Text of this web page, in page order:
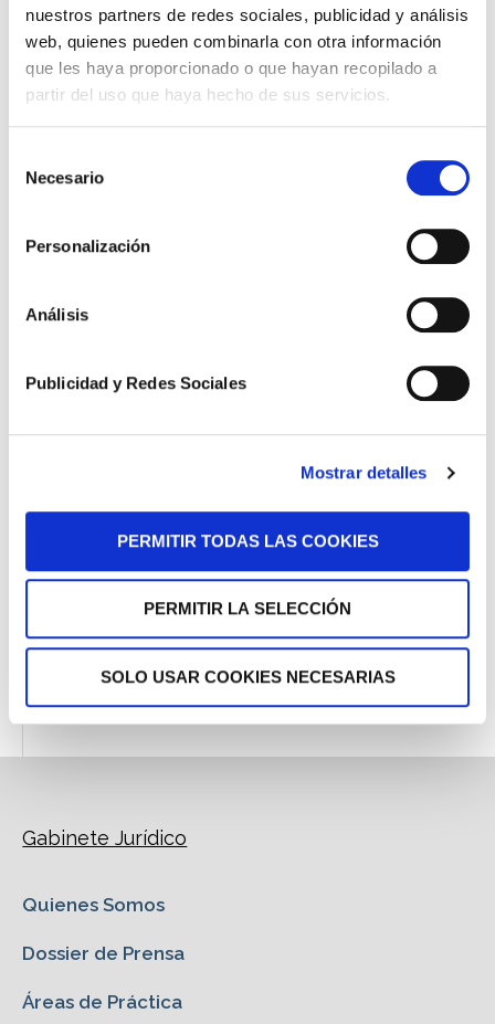
nuestros partners de redes sociales, publicidad y análisis
web, quienes pueden combinarla con otra información
que les haya proporcionado o que hayan recopilado a
partir del uso que haya hecho de sus servicios.
Necesario
Personalización
Análisis
Publicidad y Redes Sociales
Mostrar detalles
PERMITIR TODAS LAS COOKIES
PERMITIR LA SELECCIÓN
SOLO USAR COOKIES NECESARIAS
Especial Guardia Civil
Especial CNP y Policía Local
Especial Funcionarios de Prisiones
Nuestras Sentencias
Tu Opinión
Dossier de Prensa
Gabinete Jurídico
Quienes Somos
Dossier de Prensa
Áreas de Práctica